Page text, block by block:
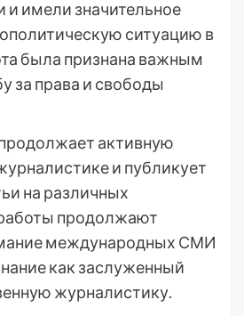
и имели значительное
ситуацию в
была признана важным
за права и свободы
активную
и публикует
на различных
продолжают
международных СМИ
как заслуженный
журналистику.